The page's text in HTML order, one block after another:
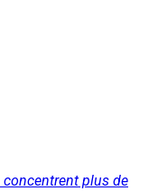
concentrent plus de